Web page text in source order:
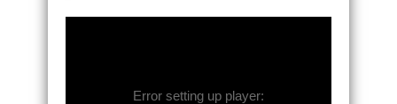
(Seto Mulayadi)Error setting up player: